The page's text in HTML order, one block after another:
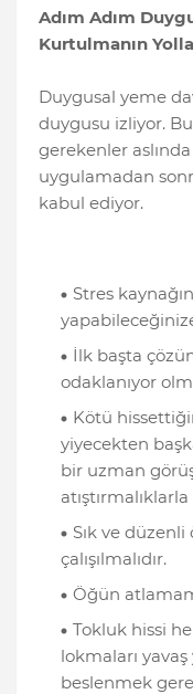
Adım Adım
Kurtulmanın
Duygusal yeme
duygusu izliyor.
gerekenler
uygulamadan
kabul ediyor.
Stres
İlk başta
odaklanıyor
Kötü
yiyecekten
bir uzman
Sık ve
çalışılmalıdır.
Öğün
Tokluk hissi
lokmaları
beslenmek